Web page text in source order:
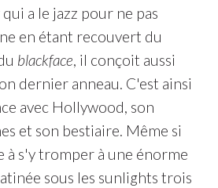
a le jazz pour ne pas
en étant recouvert du
blackface, il conçoit aussi
dernier anneau. C'est ainsi
avec Hollywood, son
et son bestiaire. Même si
à s'y tromper à une énorme
sous les sunlights trois